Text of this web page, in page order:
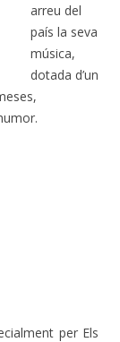
arreu del
país la seva
música,
dotada d’un
per Els